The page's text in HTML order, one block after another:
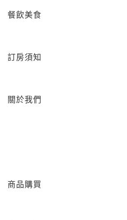
餐飲美食
訂房須知
關於我們
商品購買